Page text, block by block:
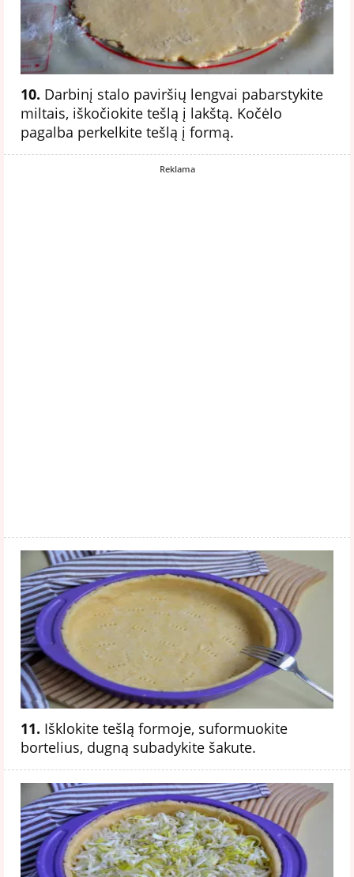
10. Darbinį stalo paviršių lengvai pabarstykite
miltais, iškočiokite tešlą į lakštą. Kočėlo
pagalba perkelkite tešlą į formą.
Reklama
11. Išklokite tešlą formoje, suformuokite
bortelius, dugną subadykite šakute.